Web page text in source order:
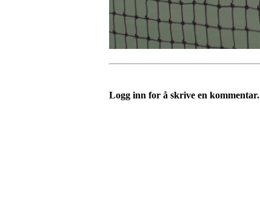
Logg inn for å skrive en kommentar.